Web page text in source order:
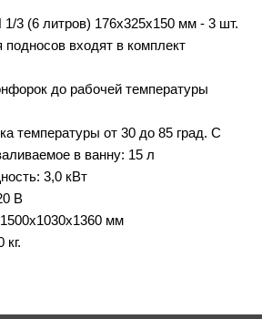
1/3 (6 литров) 176х325х150 мм - 3 шт.
входят в комплект
до рабочей температуры
температуры от 30 до 85 град. С
в ванну: 15 л
3,0 кВт
В
мм